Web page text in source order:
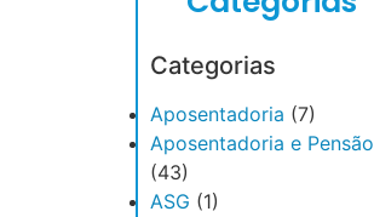
Categorias
Aposentadoria (7)
Aposentadoria e Pensão
(43)
ASG (1)